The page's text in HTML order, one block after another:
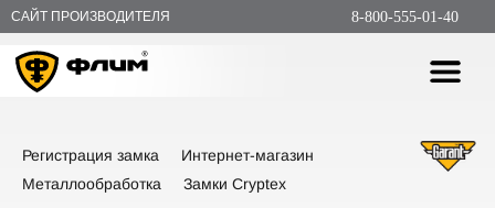
САЙТ ПРОИЗВОДИТЕЛЯ 8-800-555-01-40
Регистрация замка
Интернет-магазин
Металлообработка
Замки Cryptex